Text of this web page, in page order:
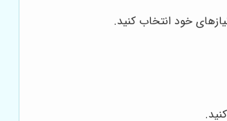
خود انتخاب کنید.